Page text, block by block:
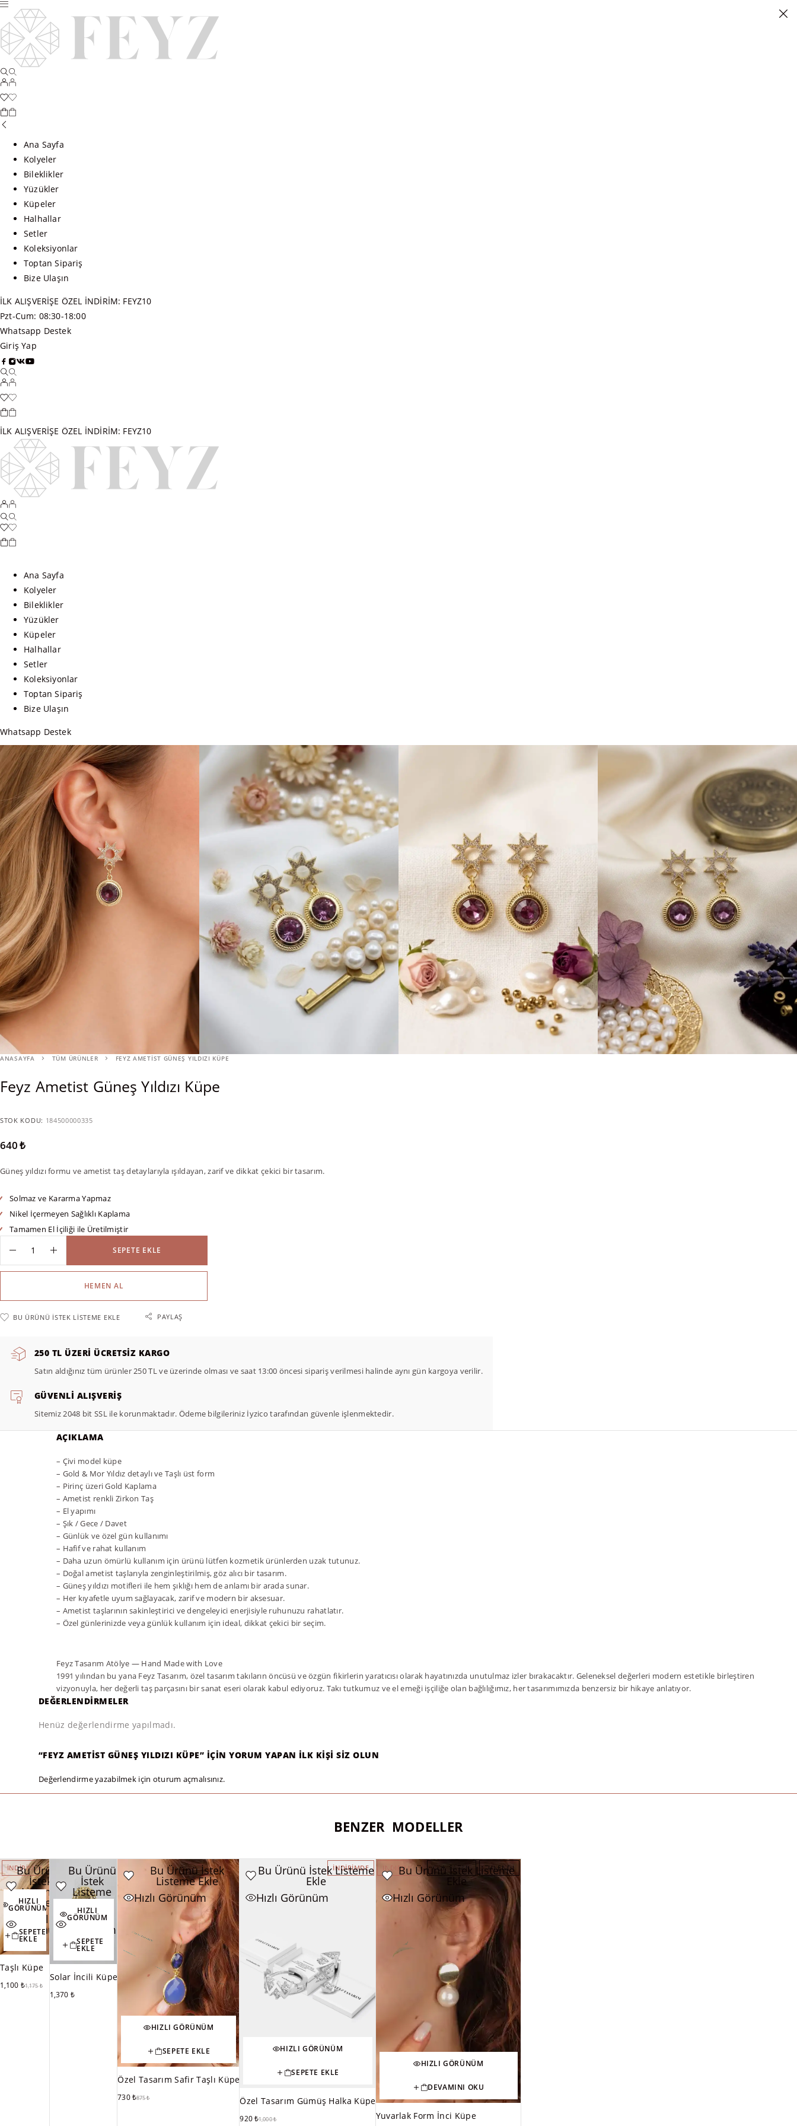
Ana Sayfa
Kolyeler
Bileklikler
Yüzükler
Küpeler
Halhallar
Setler
Koleksiyonlar
Toptan Sipariş
Bize Ulaşın
İLK ALIŞVERİŞE ÖZEL İNDİRİM: FEYZ10
Pzt-Cum: 08:30-18:00
Whatsapp Destek
Giriş Yap
İLK ALIŞVERİŞE ÖZEL İNDİRİM: FEYZ10
Ana Sayfa
Kolyeler
Bileklikler
Yüzükler
Küpeler
Halhallar
Setler
Koleksiyonlar
Toptan Sipariş
Bize Ulaşın
Whatsapp Destek
ANASAYFA TÜM ÜRÜNLER FEYZ AMETIST GÜNEŞ YILDIZI KÜPE
Feyz Ametist Güneş Yıldızı Küpe
STOK KODU: 184500000335
640₺
Güneş yıldızı formu ve ametist taş detaylarıyla ışıldayan, zarif ve dikkat çekici bir tasarım.
Solmaz ve Kararma Yapmaz
Nikel İçermeyen Sağlıklı Kaplama
Tamamen El İçiliği ile Üretilmiştir
SEPETE EKLE
HEMEN AL
BU ÜRÜNÜ İSTEK LISTEME EKLE PAYLAŞ
250 TL ÜZERI ÜCRETSIZ KARGO
Satın aldığınız tüm ürünler 250 TL ve üzerinde olması ve saat 13:00 öncesi sipariş verilmesi halinde aynı gün kargoya verilir.
GÜVENLI ALIŞVERIŞ
Sitemiz 2048 bit SSL ile korunmaktadır. Ödeme bilgileriniz İyzico tarafından güvenle işlenmektedir.
AÇIKLAMA
– Çivi model küpe
– Gold & Mor Yıldız detaylı ve Taşlı üst form
– Pirinç üzeri Gold Kaplama
– Ametist renkli Zirkon Taş
– El yapımı
– Şık / Gece / Davet
– Günlük ve özel gün kullanımı
– Hafif ve rahat kullanım
– Daha uzun ömürlü kullanım için ürünü lütfen kozmetik ürünlerden uzak tutunuz.
– Doğal ametist taşlarıyla zenginleştirilmiş, göz alıcı bir tasarım.
– Güneş yıldızı motifleri ile hem şıklığı hem de anlamı bir arada sunar.
– Her kıyafetle uyum sağlayacak, zarif ve modern bir aksesuar.
– Ametist taşlarının sakinleştirici ve dengeleyici enerjisiyle ruhunuzu rahatlatır.
– Özel günlerinizde veya günlük kullanım için ideal, dikkat çekici bir seçim.
Feyz Tasarım Atölye — Hand Made with Love
1991 yılından bu yana Feyz Tasarım, özel tasarım takıların öncüsü ve özgün fikirlerin yaratıcısı olarak hayatınızda unutulmaz izler bırakacaktır. Geleneksel değerleri modern estetikle birleştiren
vizyonuyla, her değerli taş parçasını bir sanat eseri olarak kabul ediyoruz. Takı tutkumuz ve el emeği işçiliğe olan bağlılığımız, her tasarımımızda benzersiz bir hikaye anlatıyor.
DEĞERLENDIRMELER
Henüz değerlendirme yapılmadı.
“FEYZ AMETIST GÜNEŞ YILDIZI KÜPE” IÇIN YORUM YAPAN ILK KIŞI SIZ OLUN
Değerlendirme yazabilmek için oturum açmalısınız.
BENZER MODELLER
İNDIRIMDE
Bu Ürünü
İstek
Listeme
Ekle
Hızlı
Görünüm
HIZLI
GÖRÜNÜM
SEPETE
EKLE
Taşlı Küpe
1,175₺
1,100 ₺
Bu Ürünü
İstek
Listeme
Ekle
Hızlı
Görünüm
HIZLI
GÖRÜNÜM
SEPETE
EKLE
Solar İncili Küpe
1,370 ₺
İNDIRIMDE
Bu Ürünü İstek
Listeme Ekle
Hızlı Görünüm
HIZLI GÖRÜNÜM
SEPETE EKLE
Özel Tasarım Safir Taşlı Küpe
875₺
730₺
İNDIRIMDE
Bu Ürünü İstek Listeme
Ekle
Hızlı Görünüm
HIZLI GÖRÜNÜM
SEPETE EKLE
Özel Tasarım Gümüş Halka Küpe
1,000₺
920₺
ÇOK SATAN
İNDIRIMDE TÜKENDI
Bu Ürünü İstek Listeme
Ekle
Hızlı Görünüm
HIZLI GÖRÜNÜM
DEVAMINI OKU
Yuvarlak Form İnci Küpe